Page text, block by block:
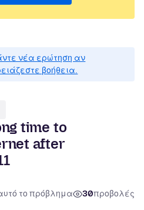
νέα ερώτηση αν
βοήθεια.
time to
after
το πρόβλημα 30προβολές